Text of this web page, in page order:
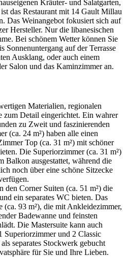
Kräuter- und Salatgarten,
das Restaurant mit 14 Gault Millau
Das Weinangebot fokusiert sich auf
Hersteller. Nur die libanesischen
Bei schönem Wetter können Sie
Sonnenuntergang auf der Terrasse
Ausklang, oder auch einem
Salon und das Kaminzimmer an.
Materialien, regionalen
zum Detail eingerichtet. Ein wahrer
zu Zweit und faszinierenden
(ca. 24 m²) haben alle einen
Top (ca. 31 m²) mit schöner
Die Superiorzimmer (ca. 31 m²)
Balkon ausgestattet, während die
noch über eine schöne Sitzecke
Corner Suiten (ca. 51 m²) die
ein separates WC bieten. Das
(ca. 93 m²), die mit Ankleidezimmer,
Badewanne und feinsten
Die Mastersuite kann auch
Superiorzimmer und 2 Classic
separates Stockwerk gebucht
für Sie und Ihre Lieben.